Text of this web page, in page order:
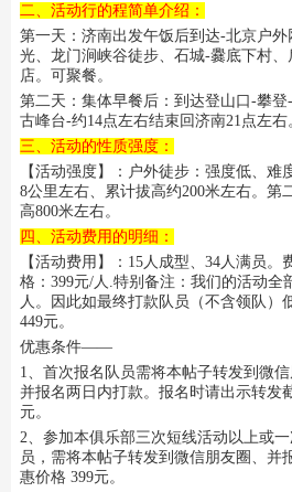
二、活动行的程简单介绍：
第一天：济南出发午饭后到达-北京户
光、龙门涧峡谷徒步、石城-爨底下村
店。可聚餐。
第二天：集体早餐后：到达登山口-攀登
古峰台-约14点左右结束回济南21点左右
三、活动的性质强度：
【活动强度】：户外徒步：强度低、难
8公里左右、累计拔高约200米左右。第
高800米左右。
四、活动费用的明细：
【活动费用】：15人成型、34人满员。
格：399元/人.特别备注：我们的活动全
人。因此如最终打款队员（不含领队）
449元。
优惠条件——
1、首次报名队员需将本帖子转发到微信
并报名两日内打款。报名时请出示转发
元。
2、参加本俱乐部三次短线活动以上或
员，需将本帖子转发到微信朋友圈、并
惠价格 399元。